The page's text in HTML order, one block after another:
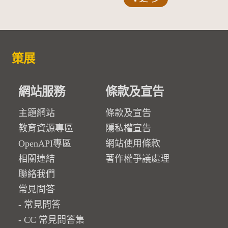
策展
網站服務
主題網站
教育資源專區
OpenAPI專區
相關連結
聯絡我們
常見問答
常見問答
CC 常見問答集
條款及宣告
條款及宣告
隱私權宣告
網站使用條款
著作權爭議處理